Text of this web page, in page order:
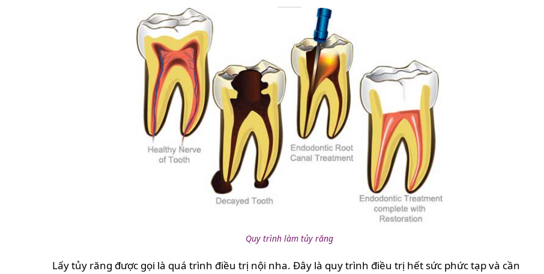
Quy trình làm tủy răng
Lấy tủy răng được gọi là quá trình điều trị nội nha. Đây là quy trình điều trị hết sức phức tạp và cần